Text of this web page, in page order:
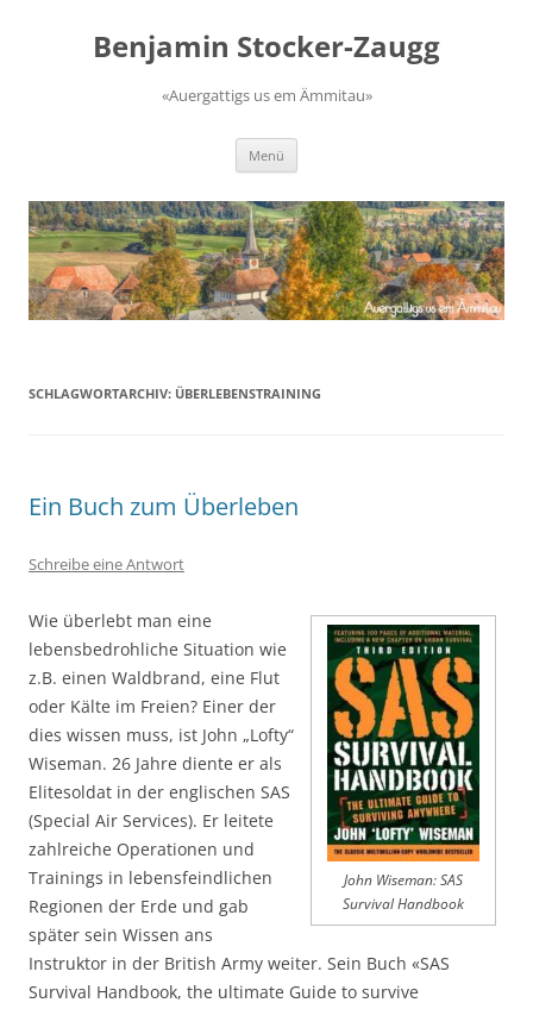
springenBenjamin Stocker-Zaugg
«Auergattigs us em Ämmitau»
Menü
SCHLAGWORTARCHIV: ÜBERLEBENSTRAINING
Ein Buch zum Überleben
Schreibe eine Antwort
John Wiseman: SAS
Survival Handbook
Wie überlebt man eine
lebensbedrohliche Situation wie
z.B. einen Waldbrand, eine Flut
oder Kälte im Freien? Einer der
dies wissen muss, ist John „Lofty“
Wiseman. 26 Jahre diente er als
Elitesoldat in der englischen SAS
(Special Air Services). Er leitete
zahlreiche Operationen und
Trainings in lebensfeindlichen
Regionen der Erde und gab
später sein Wissen ans
Instruktor in der British Army weiter. Sein Buch «SAS
Survival Handbook, the ultimate Guide to survive